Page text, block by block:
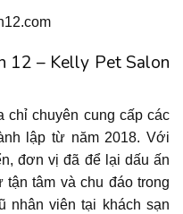
12 – Kelly Pet Salon
chỉ chuyên cung cấp các
lập từ năm 2018. Với
đơn vị đã để lại dấu ấn
tâm và chu đáo trong
nhân viên tại khách sạn